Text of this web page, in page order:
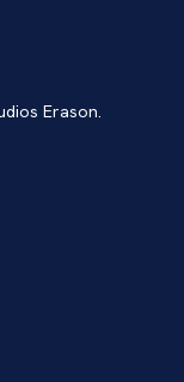
Erason.